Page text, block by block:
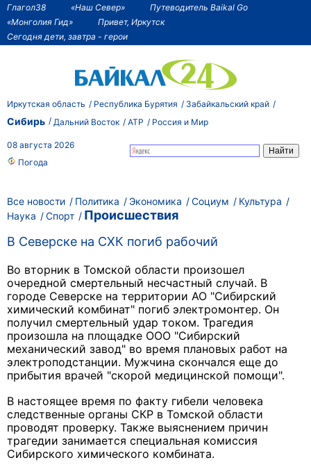
Глагол38 «Наш Север»
Путеводитель Baikal Go
«Монголия Гид»
Привет, Иркутск
Сегодня дети, завтра - герои
Иркутская область Республика Бурятия Забайкальский край
Сибирь Дальний Восток АТР Россия и Мир
08 августа 2026
Погода
Все новости Политика Экономика Социум
Культура
Наука
Спорт
Происшествия
В Северске на СХК погиб рабочий
Во вторник в Томской области произошел
очередной смертельный несчастный случай. В
городе Северске на территории АО "Сибирский
химический комбинат" погиб электромонтер. Он
получил смертельный удар током. Трагедия
произошла на площадке ООО "Сибирский
механический завод" во время плановых работ на
электроподстанции. Мужчина скончался еще до
прибытия врачей "скорой медицинской помощи".
В настоящее время по факту гибели человека
следственные органы СКР в Томской области
проводят проверку. Также выяснением причин
трагедии занимается специальная комиссия
Сибирского химического комбината.